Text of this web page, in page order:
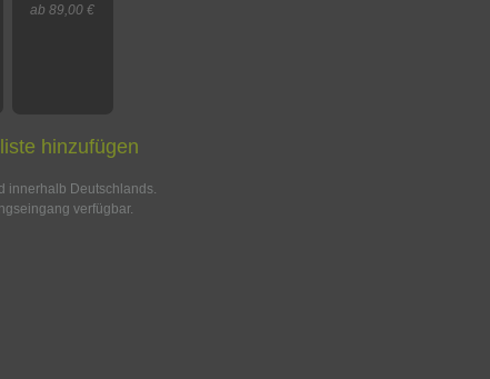
ab 89,00 €
hinzufügen
innerhalb Deutschlands.
verfügbar.